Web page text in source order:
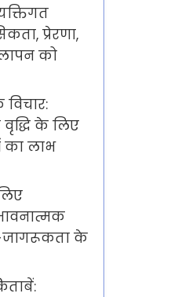
प्रेरणा,
को
के लिए
का लाभ
के